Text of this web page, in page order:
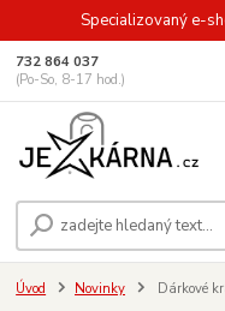
Specializovaný e-
732 864 037
(Po-So, 8-17 hod.)
Úvod Novinky Dárkové